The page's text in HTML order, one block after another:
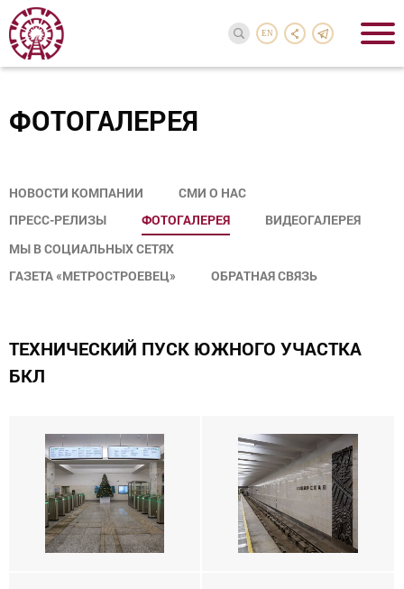
EN
ФОТОГАЛЕРЕЯ
НОВОСТИ КОМПАНИИ
СМИ О НАС
ПРЕСС-РЕЛИЗЫ
ФОТОГАЛЕРЕЯ
ВИДЕОГАЛЕРЕЯ
МЫ В СОЦИАЛЬНЫХ СЕТЯХ
ГАЗЕТА «МЕТРОСТРОЕВЕЦ»
ОБРАТНАЯ СВЯЗЬ
ТЕХНИЧЕСКИЙ ПУСК ЮЖНОГО УЧАСТКА
БКЛ